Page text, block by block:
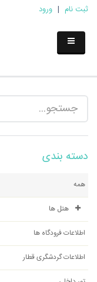
ثبت نام | ورود
دسته بندی
همه
هتل ها
اطلاعات فرودگاه ها
اطلاعات گردشگری قطار